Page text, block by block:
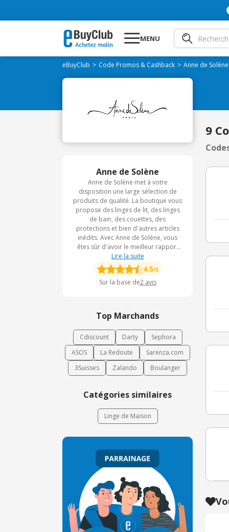
MENU
eBuyClub Code Promos & Cashback Anne de Solène
Anne de Solène
Anne de Solène met à votre
disposition une large sélection de
produits de qualité. La boutique vous
propose des linges de lit, des linges
de bain, des couettes, des
protections et bien d'autres articles
inédits. Avec Anne de Solène, vous
êtes sûr d'avoir le meilleur rapport
qualité-prix. Quelques clics sur le site
vous permettront de trouver votre
coup de coeur.
Lire la suite
4.5/5
Sur la base de2 avis
Top Marchands
Cdiscount Darty
Sephora
ASOS
La Redoute
Sarenza.com
3Suisses
Zalando Boulanger
Catégories similaires
Linge de Maison
9